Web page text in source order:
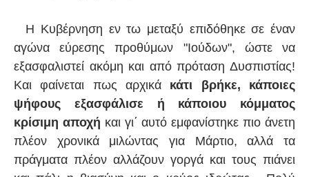
Η Κυβέρνηση εν τω μεταξύ επιδόθηκε σε έναν
αγώνα εύρεσης προθύμων "Ιούδων", ώστε να
εξασφαλιστεί ακόμη και από πρόταση Δυσπιστίας!
Και φαίνεται πως αρχικά κάτι βρήκε, κάποιες
ψήφους εξασφάλισε ή κάποιου κόμματος
κρίσιμη αποχή και γι΄ αυτό εμφανίστηκε πιο άνετη
πλέον χρονικά μιλώντας για Μάρτιο, αλλά τα
πράγματα πλέον αλλάζουν γοργά και τους πιάνει